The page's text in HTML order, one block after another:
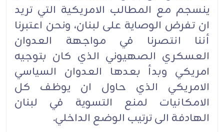
ينسجم مع المطالب الامريكية التي تريد
ان تفرض الوصاية على لبنان، ونحن اعتبرنا
أننا انتصرنا في مواجهة العدوان
العسكري الصهيوني الذي كان بتوجيه
امريكي وبدأ بعدها العدوان السياسي
الامريكي الذي حاول ان يوظف كل
الامكانيات لمنع التسوية في لبنان
الهادفة الى ترتيب الوضع الداخلي.